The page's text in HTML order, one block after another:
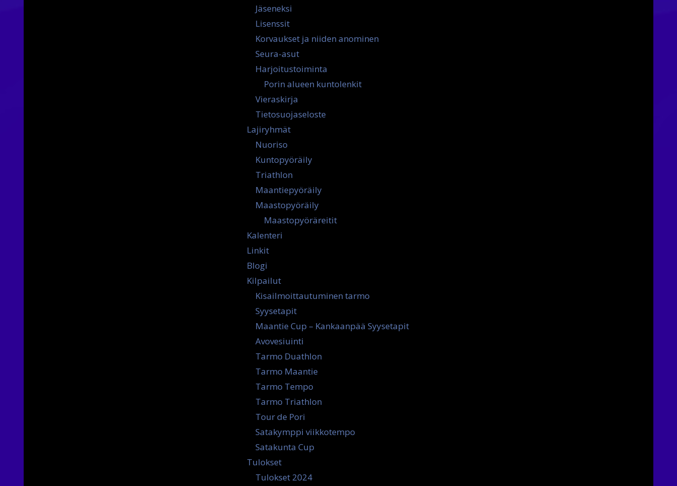
Jäseneksi
Lisenssit
Korvaukset ja niiden anominen
Seura-asut
Harjoitustoiminta
Porin alueen kuntolenkit
Vieraskirja
Tietosuojaseloste
Lajiryhmät
Nuoriso
Kuntopyöräily
Triathlon
Maantiepyöräily
Maastopyöräily
Maastopyöräreitit
Kalenteri
Linkit
Blogi
Kilpailut
Kisailmoittautuminen tarmo
Syysetapit
Maantie Cup – Kankaanpää Syysetapit
Avovesiuinti
Tarmo Duathlon
Tarmo Maantie
Tarmo Tempo
Tarmo Triathlon
Tour de Pori
Satakymppi viikkotempo
Satakunta Cup
Tulokset
Tulokset 2024